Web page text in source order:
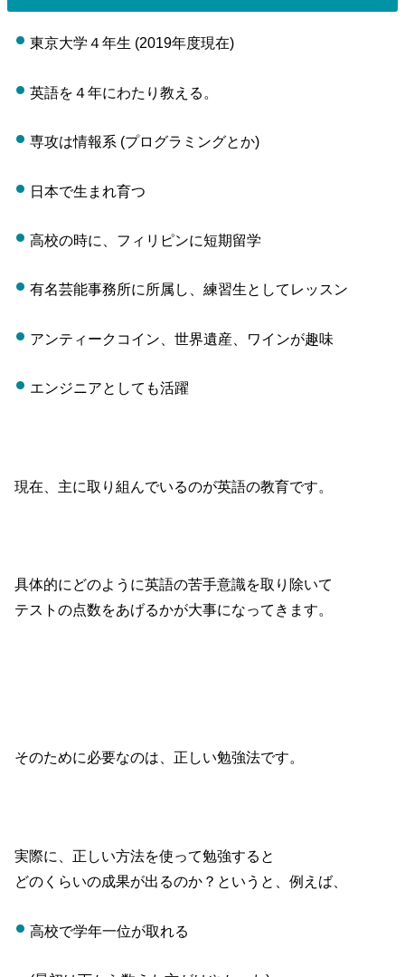
東京大学４年生 (2019年度現在)
英語を４年にわたり教える。
専攻は情報系 (プログラミングとか)
日本で生まれ育つ
高校の時に、フィリピンに短期留学
有名芸能事務所に所属し、練習生としてレッスン
アンティークコイン、世界遺産、ワインが趣味
エンジニアとしても活躍
現在、主に取り組んでいるのが英語の教育です。
具体的にどのように英語の苦手意識を取り除いて
テストの点数をあげるかが大事になってきます。
そのために必要なのは、正しい勉強法です。
実際に、正しい方法を使って勉強すると
どのくらいの成果が出るのか？というと、例えば、
高校で学年一位が取れる